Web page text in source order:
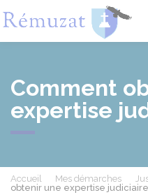
Comment
expertise
Accueil Mes démarches
obtenir une expertise